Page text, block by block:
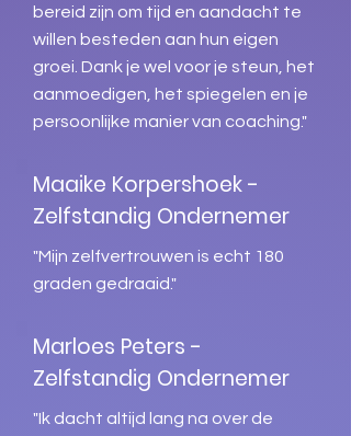
bereid zijn om tijd en aandacht te
willen besteden aan hun eigen
groei. Dank je wel voor je steun, het
aanmoedigen, het spiegelen en je
persoonlijke manier van coaching."
Maaike Korpershoek -
Zelfstandig Ondernemer
"Mijn zelfvertrouwen is echt 180
graden gedraaid."
Marloes Peters -
Zelfstandig Ondernemer
"Ik dacht altijd lang na over de